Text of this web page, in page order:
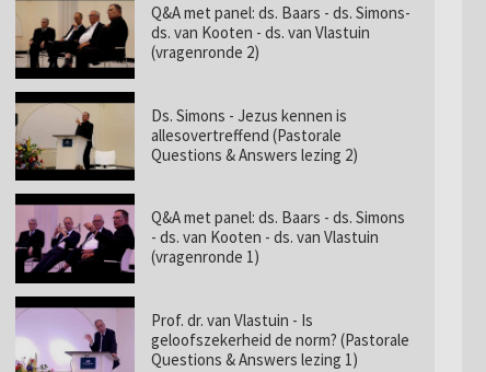
Q&A met panel: ds. Baars - ds. Simons-
ds. van Kooten - ds. van Vlastuin
(vragenronde 2)
Ds. Simons - Jezus kennen is
allesovertreffend (Pastorale
Questions & Answers lezing 2)
Q&A met panel: ds. Baars - ds. Simons
- ds. van Kooten - ds. van Vlastuin
(vragenronde 1)
Prof. dr. van Vlastuin - Is
geloofszekerheid de norm? (Pastorale
Questions & Answers lezing 1)